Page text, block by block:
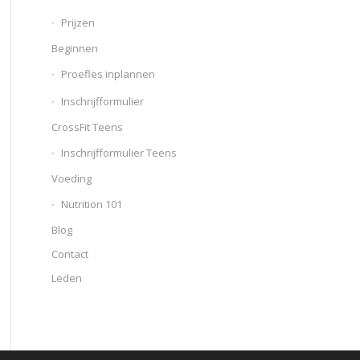
Prijzen
Beginnen
Proefles inplannen
Inschrijfformulier
CrossFit Teens
Inschrijfformulier Teens
Voeding
Nutrition 101
Blog
Contact
Leden